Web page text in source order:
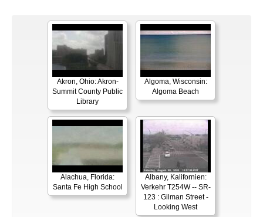
Akron, Ohio: Akron-
Summit County Public
Library
Algoma, Wisconsin:
Algoma Beach
Alachua, Florida:
Santa Fe High School
Albany, Kalifornien:
Verkehr T254W -- SR-
123 : Gilman Street -
Looking West